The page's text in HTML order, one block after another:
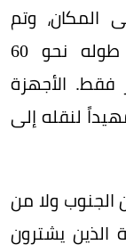
المكان، وتم
التحفظ على التمساح الذي بلغ طوله نحو 60
فقط. الأجهزة
لنقله إلى
الجنوب ولا من
الذين يشترون